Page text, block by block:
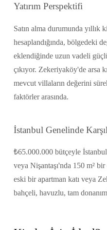
Yatırım Perspektifi
Satın alma durumunda yıllık
hesaplandığında, bölgedeki
eklendiğinde uzun vadeli
çıkıyor. Zekeriyaköy'de arsa
mevcut villaların değerini
faktörler arasında.
İstanbul Genelinde
₺65.000.000 bütçeyle
veya Nişantaşı'nda 150 m²
eski bir apartman katı veya
bahçeli, havuzlu, tam